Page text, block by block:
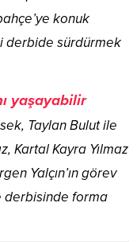
konuk
derbide sürdürmek
yaşayabilir
Taylan Bulut ile
Kartal Kayra Yılmaz
Yalçın’ın görev
derbisinde forma